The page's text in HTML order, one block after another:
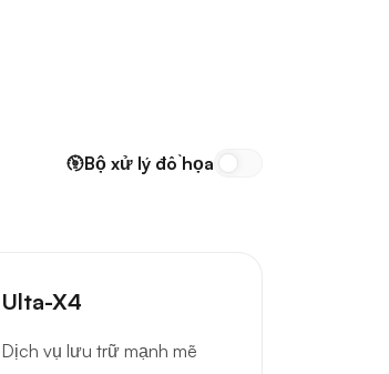
Bộ xử lý đồ họa
Ulta-X4
Dịch vụ lưu trữ mạnh mẽ